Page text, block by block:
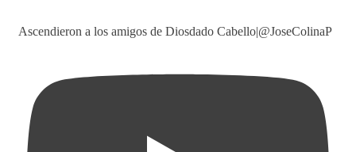
Ascendieron a los amigos de Diosdado Cabello|@JoseColinaP